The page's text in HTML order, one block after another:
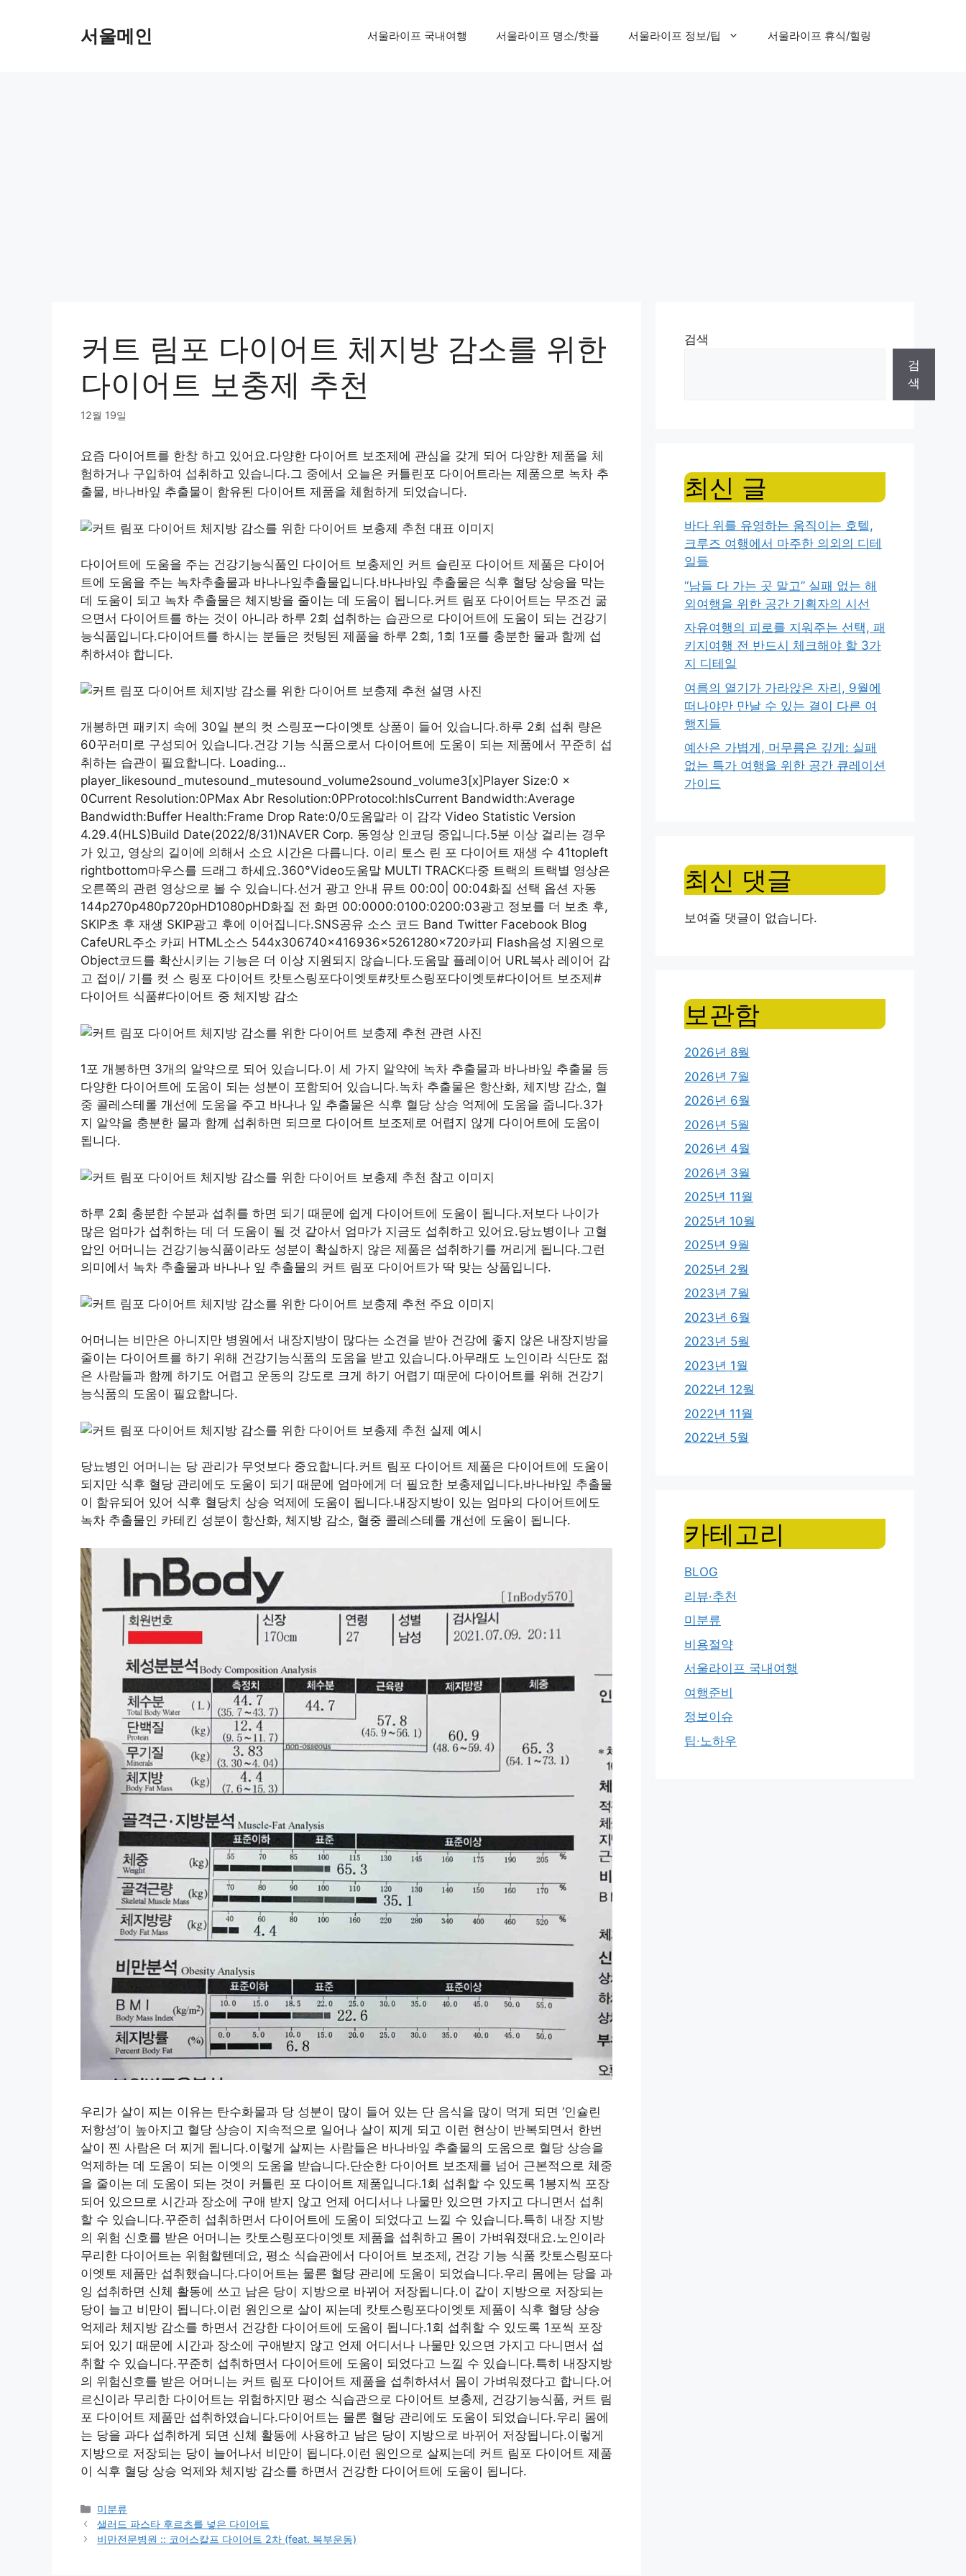
서울메인 서울라이프 국내여행 서울라이프 명소/핫플 서울라이프 정보/팁 서울라이프 휴식/힐링
커트 림포 다이어트 체지방 감소를 위한
다이어트 보충제 추천
12월 19일
요즘 다이어트를 한창 하고 있어요.다양한 다이어트 보조제에 관심을 갖게 되어 다양한 제품을 체
험하거나 구입하여 섭취하고 있습니다.그 중에서 오늘은 커틀린포 다이어트라는 제품으로 녹차 추
출물, 바나바잎 추출물이 함유된 다이어트 제품을 체험하게 되었습니다.
다이어트에 도움을 주는 건강기능식품인 다이어트 보충제인 커트 슬린포 다이어트 제품은 다이어
트에 도움을 주는 녹차추출물과 바나나잎추출물입니다.바나바잎 추출물은 식후 혈당 상승을 막는
데 도움이 되고 녹차 추출물은 체지방을 줄이는 데 도움이 됩니다.커트 림포 다이어트는 무조건 굶
으면서 다이어트를 하는 것이 아니라 하루 2회 섭취하는 습관으로 다이어트에 도움이 되는 건강기
능식품입니다.다이어트를 하시는 분들은 컷팅된 제품을 하루 2회, 1회 1포를 충분한 물과 함께 섭
취하셔야 합니다.
개봉하면 패키지 속에 30일 분의 컷 스링포ー다이엣토 상품이 들어 있습니다.하루 2회 섭취 량은
60꾸러미로 구성되어 있습니다.건강 기능 식품으로서 다이어트에 도움이 되는 제품에서 꾸준히 섭
취하는 습관이 필요합니다. Loading…
player_likesound_mutesound_mutesound_volume2sound_volume3[x]Player Size:0 x
0Current Resolution:0PMax Abr Resolution:0PProtocol:hlsCurrent Bandwidth:Average
Bandwidth:Buffer Health:Frame Drop Rate:0/0도움말라 이 감각 Video Statistic Version
4.29.4(HLS)Build Date(2022/8/31)NAVER Corp. 동영상 인코딩 중입니다.5분 이상 걸리는 경우
가 있고, 영상의 길이에 의해서 소요 시간은 다릅니다. 이리 토스 린 포 다이어트 재생 수 41topleft
rightbottom마우스를 드래그 하세요.360°Video도움말 MULTI TRACK다중 트랙의 트랙별 영상은
오른쪽의 관련 영상으로 볼 수 있습니다.선거 광고 안내 뮤트 00:00| 00:04화질 선택 옵션 자동
144p270p480p720pHD1080pHD화질 전 화면 00:0000:0100:0200:03광고 정보를 더 보초 후,
SKIP초 후 재생 SKIP광고 후에 이어집니다.SNS공유 소스 코드 Band Twitter Facebook Blog
CafeURL주소 카피 HTML소스 544x306740x416936x5261280x720카피 Flash음성 지원으로
Object코드를 확산시키는 기능은 더 이상 지원되지 않습니다.도움말 플레이어 URL복사 레이어 감
고 접이/ 기를 컷 스 링포 다이어트 캇토스링포다이엣토#캇토스링포다이엣토#다이어트 보조제#
다이어트 식품#다이어트 중 체지방 감소
1포 개봉하면 3개의 알약으로 되어 있습니다.이 세 가지 알약에 녹차 추출물과 바나바잎 추출물 등
다양한 다이어트에 도움이 되는 성분이 포함되어 있습니다.녹차 추출물은 항산화, 체지방 감소, 혈
중 콜레스테롤 개선에 도움을 주고 바나나 잎 추출물은 식후 혈당 상승 억제에 도움을 줍니다.3가
지 알약을 충분한 물과 함께 섭취하면 되므로 다이어트 보조제로 어렵지 않게 다이어트에 도움이
됩니다.
하루 2회 충분한 수분과 섭취를 하면 되기 때문에 쉽게 다이어트에 도움이 됩니다.저보다 나이가
많은 엄마가 섭취하는 데 더 도움이 될 것 같아서 엄마가 지금도 섭취하고 있어요.당뇨병이나 고혈
압인 어머니는 건강기능식품이라도 성분이 확실하지 않은 제품은 섭취하기를 꺼리게 됩니다.그런
의미에서 녹차 추출물과 바나나 잎 추출물의 커트 림포 다이어트가 딱 맞는 상품입니다.
어머니는 비만은 아니지만 병원에서 내장지방이 많다는 소견을 받아 건강에 좋지 않은 내장지방을
줄이는 다이어트를 하기 위해 건강기능식품의 도움을 받고 있습니다.아무래도 노인이라 식단도 젊
은 사람들과 함께 하기도 어렵고 운동의 강도로 크게 하기 어렵기 때문에 다이어트를 위해 건강기
능식품의 도움이 필요합니다.
당뇨병인 어머니는 당 관리가 무엇보다 중요합니다.커트 림포 다이어트 제품은 다이어트에 도움이
되지만 식후 혈당 관리에도 도움이 되기 때문에 엄마에게 더 필요한 보충제입니다.바나바잎 추출물
이 함유되어 있어 식후 혈당치 상승 억제에 도움이 됩니다.내장지방이 있는 엄마의 다이어트에도
녹차 추출물인 카테킨 성분이 항산화, 체지방 감소, 혈중 콜레스테롤 개선에 도움이 됩니다.
우리가 살이 찌는 이유는 탄수화물과 당 성분이 많이 들어 있는 단 음식을 많이 먹게 되면 ‘인슐린
저항성’이 높아지고 혈당 상승이 지속적으로 일어나 살이 찌게 되고 이런 현상이 반복되면서 한번
살이 찐 사람은 더 찌게 됩니다.이렇게 살찌는 사람들은 바나바잎 추출물의 도움으로 혈당 상승을
억제하는 데 도움이 되는 이엣의 도움을 받습니다.단순한 다이어트 보조제를 넘어 근본적으로 체중
을 줄이는 데 도움이 되는 것이 커틀린 포 다이어트 제품입니다.1회 섭취할 수 있도록 1봉지씩 포장
되어 있으므로 시간과 장소에 구애 받지 않고 언제 어디서나 나물만 있으면 가지고 다니면서 섭취
할 수 있습니다.꾸준히 섭취하면서 다이어트에 도움이 되었다고 느낄 수 있습니다.특히 내장 지방
의 위험 신호를 받은 어머니는 캇토스링포다이엣토 제품을 섭취하고 몸이 가벼워졌대요.노인이라
무리한 다이어트는 위험할텐데요, 평소 식습관에서 다이어트 보조제, 건강 기능 식품 캇토스링포다
이엣토 제품만 섭취했습니다.다이어트는 물론 혈당 관리에 도움이 되었습니다.우리 몸에는 당을 과
잉 섭취하면 신체 활동에 쓰고 남은 당이 지방으로 바뀌어 저장됩니다.이 같이 지방으로 저장되는
당이 늘고 비만이 됩니다.이런 원인으로 살이 찌는데 캇토스링포다이엣토 제품이 식후 혈당 상승
억제라 체지방 감소를 하면서 건강한 다이어트에 도움이 됩니다.1회 섭취할 수 있도록 1포씩 포장
되어 있기 때문에 시간과 장소에 구애받지 않고 언제 어디서나 나물만 있으면 가지고 다니면서 섭
취할 수 있습니다.꾸준히 섭취하면서 다이어트에 도움이 되었다고 느낄 수 있습니다.특히 내장지방
의 위험신호를 받은 어머니는 커트 림포 다이어트 제품을 섭취하셔서 몸이 가벼워졌다고 합니다.어
르신이라 무리한 다이어트는 위험하지만 평소 식습관으로 다이어트 보충제, 건강기능식품, 커트 림
포 다이어트 제품만 섭취하였습니다.다이어트는 물론 혈당 관리에도 도움이 되었습니다.우리 몸에
는 당을 과다 섭취하게 되면 신체 활동에 사용하고 남은 당이 지방으로 바뀌어 저장됩니다.이렇게
지방으로 저장되는 당이 늘어나서 비만이 됩니다.이런 원인으로 살찌는데 커트 림포 다이어트 제품
이 식후 혈당 상승 억제와 체지방 감소를 하면서 건강한 다이어트에 도움이 됩니다.
Categories
미분류
샐러드 파스타 후르츠를 넣은 다이어트
비만전문병원 :: 코어스칼프 다이어트 2차 (feat. 복부운동)
검색
검
색
최신 글
바다 위를 유영하는 움직이는 호텔,
크루즈 여행에서 마주한 의외의 디테
일들
“남들 다 가는 곳 말고” 실패 없는 해
외여행을 위한 공간 기획자의 시선
자유여행의 피로를 지워주는 선택, 패
키지여행 전 반드시 체크해야 할 3가
지 디테일
여름의 열기가 가라앉은 자리, 9월에
떠나야만 만날 수 있는 결이 다른 여
행지들
예산은 가볍게, 머무름은 깊게: 실패
없는 특가 여행을 위한 공간 큐레이션
가이드
최신 댓글
보여줄 댓글이 없습니다.
보관함
2026년 8월
2026년 7월
2026년 6월
2026년 5월
2026년 4월
2026년 3월
2025년 11월
2025년 10월
2025년 9월
2025년 2월
2023년 7월
2023년 6월
2023년 5월
2023년 1월
2022년 12월
2022년 11월
2022년 5월
카테고리
BLOG
리뷰·추천
미분류
비용절약
서울라이프 국내여행
여행준비
정보이슈
팁·노하우